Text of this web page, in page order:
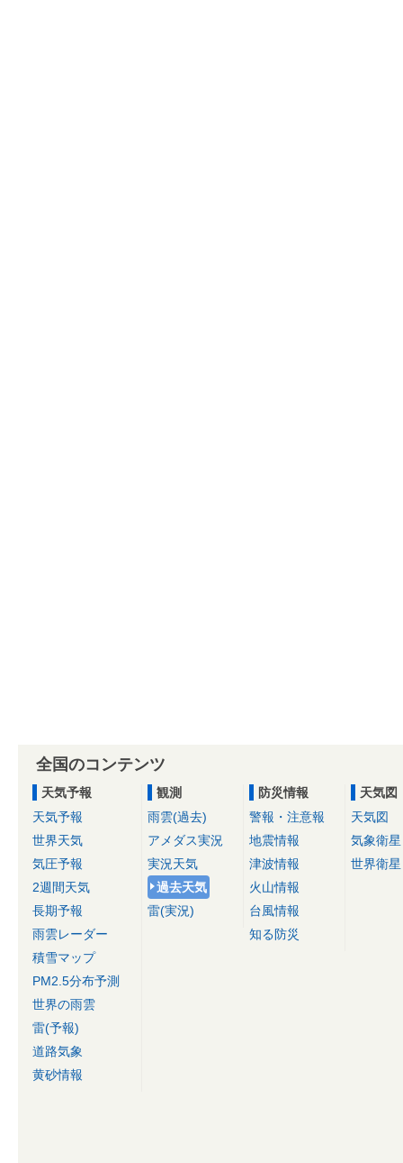
全国のコンテンツ
天気予報
天気予報
世界天気
気圧予報
2週間天気
長期予報
雨雲レーダー
積雪マップ
PM2.5分布予測
世界の雨雲
雷(予報)
道路気象
黄砂情報
観測
雨雲(過去)
アメダス実況
実況天気
過去天気
雷(実況)
防災情報
警報・注意報
地震情報
津波情報
火山情報
台風情報
知る防災
天気図
天気図
気象衛星
世界衛星